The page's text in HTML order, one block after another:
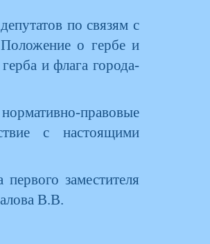
по связям с
о гербе и
и флага города-
правовые
с настоящими
заместителя
В.В.